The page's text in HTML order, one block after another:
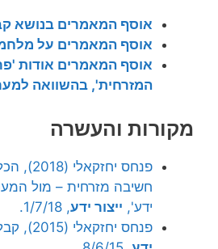
אוסף המאמרים בנושא
אוסף המאמרים על
אוסף המאמרים אודות
המזרחית', בהשוואה
מקורות והעשרה
פנחס
חשיבה מזרחית – מול
ידע', ייצור ידע, 1/7/18.
פנחס יחזקאלי (2015), קבלת החלטות,